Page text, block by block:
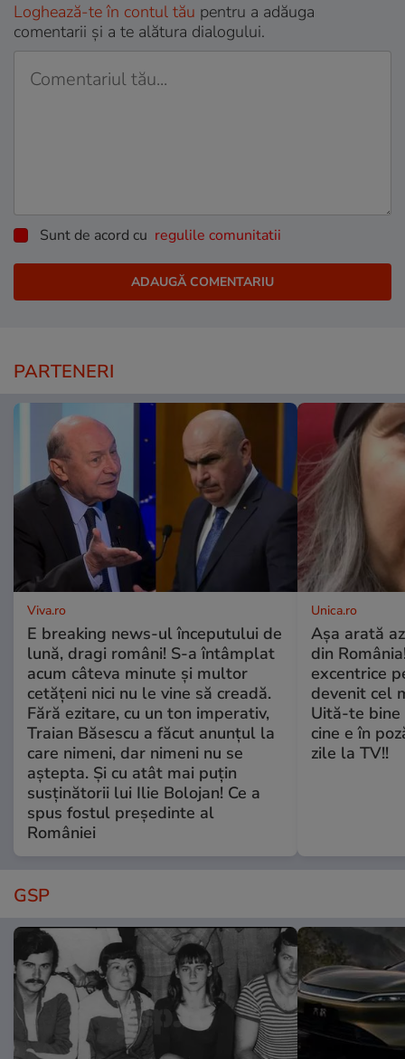
Loghează-te în contul tău pentru a adăuga
comentarii și a te alătura dialogului.
Sunt de acord cu regulile comunitatii
PARTENERI
Viva.ro
E breaking news-ul începutului de
lună, dragi români! S-a întâmplat
acum câteva minute și multor
cetățeni nici nu le vine să creadă.
Fără ezitare, cu un ton imperativ,
Traian Băsescu a făcut anunțul la
care nimeni, dar nimeni nu se
aștepta. Și cu atât mai puțin
susținătorii lui Ilie Bolojan! Ce a
spus fostul președinte al
României
Unica.ro
Așa arată
din
excentrice
devenit cel
Uită-te bine
cine e în
zile la TV!!
GSP